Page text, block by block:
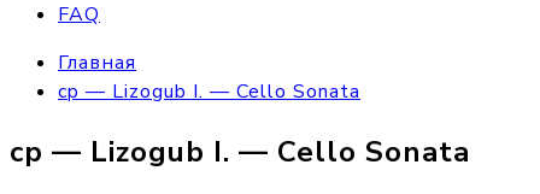
FAQ
Главная
cp — Lizogub I. — Cello Sonata
cp — Lizogub I. — Cello Sonata